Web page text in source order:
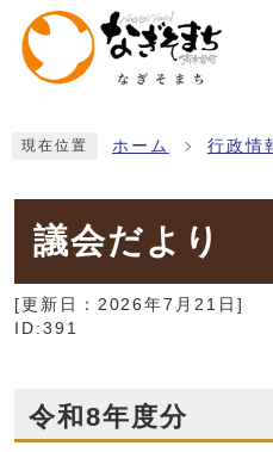
ページの先頭です
現在位置 ホーム 行政情
議会だより
[更新日： 2026年7月21日 ]
ID:391
令和8年度分